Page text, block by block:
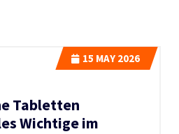
15 MAY 2026
Tabletten
Wichtige im